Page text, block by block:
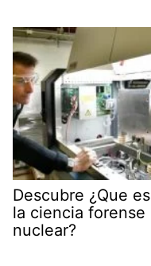
Descubre ¿Que es
la ciencia forense
nuclear?